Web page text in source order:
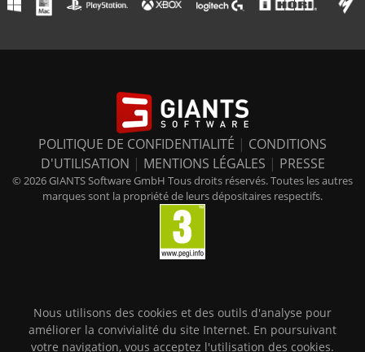
POLITIQUE DE CONFIDENTIALITÉ | CONDITIONS
D'UTILISATION | MENTIONS LÉGALES | PRESSE
© 2026 GIANTS Software GmbH Tous droits réservés. Toutes les autres
marques sont la propriété de leurs dépositaires respectifs.
Nous utilisons des cookies et des outils d'analyse pour
améliorer la convivialité du site Internet. En poursuivant
votre navigation, vous acceptez l'utilisation des cookies.